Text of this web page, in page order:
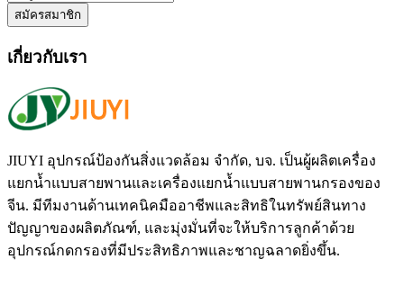
เกี่ยวกับเรา
JIUYI อุปกรณ์ป้องกันสิ่งแวดล้อม จำกัด, บจ. เป็นผู้ผลิตเครื่อง
แยกน้ำแบบสายพานและเครื่องแยกน้ำแบบสายพานกรองของ
จีน. มีทีมงานด้านเทคนิคมืออาชีพและสิทธิในทรัพย์สินทาง
ปัญญาของผลิตภัณฑ์, และมุ่งมั่นที่จะให้บริการลูกค้าด้วย
อุปกรณ์กดกรองที่มีประสิทธิภาพและชาญฉลาดยิ่งขึ้น.